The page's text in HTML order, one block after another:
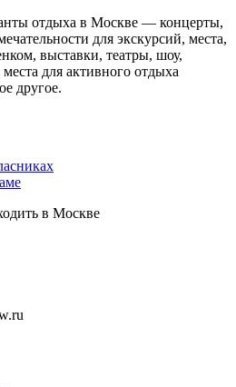
отдыха в Москве — концерты,
для экскурсий, места,
выставки, театры, шоу,
для активного отдыха
другое.
в Москве